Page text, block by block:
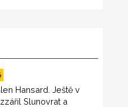
Hansard. Ještě v
Slunovrat a